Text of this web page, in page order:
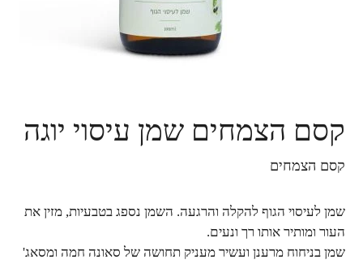
קסם הצמחים שמן עיסוי יוגה
קסם הצמחים
שמן לעיסוי הגוף להקלה והרגעה. השמן נספג בטבעיות, מזין את
העור ומותיר אותו רך ונעים.
שמן בניחוח מרענן ועשיר מעניק תחושה של סאונה חמה ומסאג'